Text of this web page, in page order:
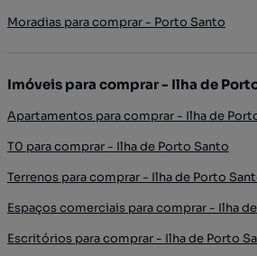
Moradias para comprar - Porto Santo
Imóveis para comprar - Ilha de
Apartamentos para comprar - Ilha de
T0 para comprar - Ilha de Porto Santo
Terrenos para comprar - Ilha de Porto
Espaços comerciais para comprar - Ilha
Escritórios para comprar - Ilha de Porto